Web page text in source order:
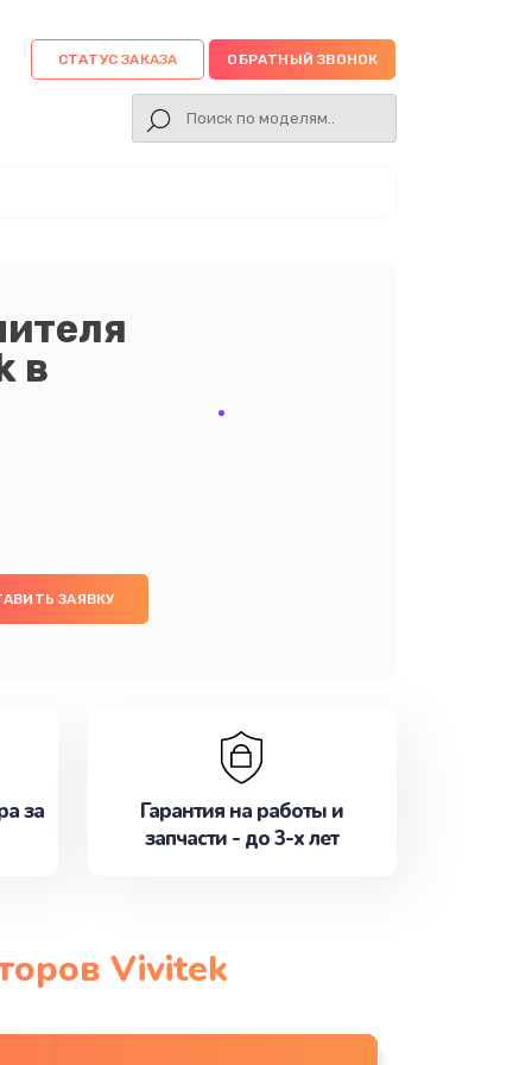
СТАТУС ЗАКАЗА ОБРАТНЫЙ ЗВОНОК
в
ЗАЯВКУ
за
Гарантия на работы и
запчасти - до 3-х лет
Vivitek